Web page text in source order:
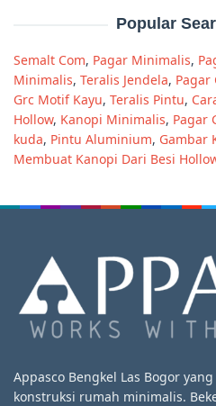
Popular
Semalt Com, Pagar Minimalis,
Minimalis, Teralis Jendela, Pagar
Grc Motif Kayu, Teralis Pintu,
Hollow, Kanopi Minimalis, Pagar
kuda, Pintu Aluminium, Gambar
Membuat Kanopi Dari Besi
Appasco Bengkel Las Bogor
konstruksi rumah minimalis.